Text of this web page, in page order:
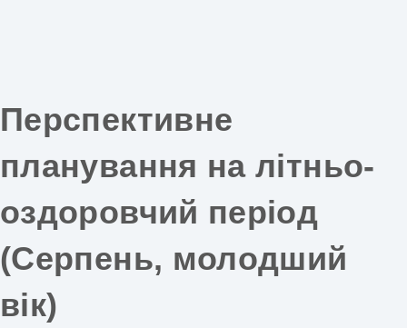
Перспективне
планування на літньо-
оздоровчий період
(Серпень, молодший
вік)